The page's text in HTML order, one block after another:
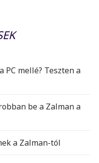
mellé? Teszten a
be a Zalman a
a Zalman-tól